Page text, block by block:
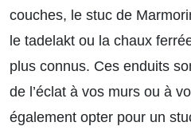
couches, le stuc de
le tadelakt ou la chaux
plus connus. Ces enduits
de l’éclat à vos murs ou à
également opter pour un